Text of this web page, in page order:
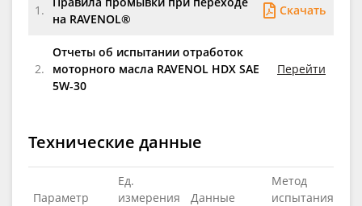
1.
на RAVENOL®
Скачать
2.
Отчеты об испытании отработок
моторного масла RAVENOL HDX SAE
5W-30
Перейти
Технические данные
Параметр
Ед.
измерения
Данные
Метод
испытания